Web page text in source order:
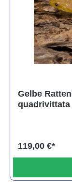
Gelbe
quadrivittata
119,00 €*